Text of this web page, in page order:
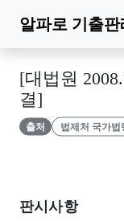
알파로 기출판
[대법원
결]
출처 법제처 국가법
판시사항